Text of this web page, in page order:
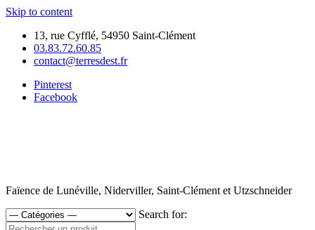
Skip to content
13, rue Cyfflé, 54950 Saint-Clément
03.83.72.60.85
contact@terresdest.fr
Pinterest
Facebook
Faïence de Lunéville, Niderviller, Saint-Clément et Utzschneider
Search for: